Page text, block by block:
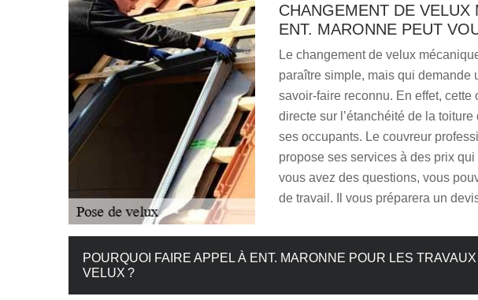
CHANGEMENT DE VELUX
ENT. MARONNE PEUT
Le changement de velux
paraître simple, mais qui demande
savoir-faire reconnu. En effet,
directe sur l’étanchéité de la
ses occupants. Le couvreur
propose ses services à des prix
vous avez des questions, vous
de travail. Il vous préparera un
POURQUOI FAIRE APPEL À ENT. MARONNE POUR LES
VELUX ?